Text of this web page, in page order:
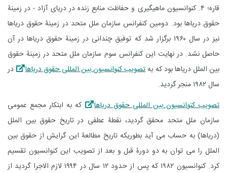
قاره؛ ۴. کنوانسیون ماهیگیری و حفاظت منابع زنده در دریای آزاد - در زمینۀ
حقوق دریاها بود. دومین کنفرانس سازمان ملل متحد در زمینۀ حقوق دریاها
نیز در سال ۱۹۶۰ برگزار شد که توفیق چندانی در زمینۀ حقوق دریاها در آن
حاصل نشد. در نهایت این کنفرانس سوم سازمان ملل متحد در زمینۀ حقوق
بین الملل دریاها بود که بهتصویب کنوانسیون بین المللی حقوق دریاها
در
سال ۱۹۸۲ منجر گردید.
تصویب کنوانسیون بین المللی حقوق دریاها
که به ابتکار مجمع عمومی
سازمان ملل متحد محقق گردید، نقطۀ عطفی در تاریخ حقوق بین الملل
(دریاها) به حساب می آید بطوریکه تاریخ مطالعۀ این گرایش از حقوق بین
الملل را می توان به دو دورۀ قبل و بعد از تصویب این کنوانسیون تقسیم
کرد. کنوانسیون ۱۹۸۲ که پس از حدود ۱۲ سال در ۱۹۹۴ لازم الاجرا گردید از